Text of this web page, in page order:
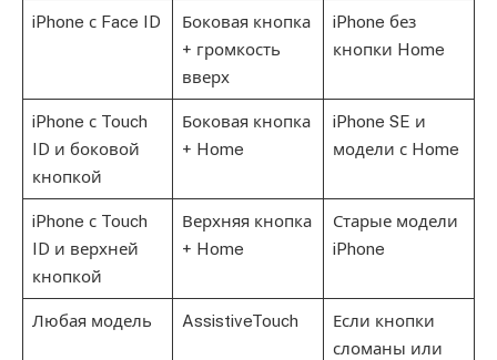
iPhone с Face ID
Боковая кнопка
+ громкость
вверх
iPhone без
кнопки Home
iPhone с Touch
ID и боковой
кнопкой
Боковая кнопка
+ Home
iPhone SE и
модели с Home
iPhone с Touch
ID и верхней
кнопкой
Верхняя кнопка
+ Home
Старые модели
iPhone
Любая модель AssistiveTouch
Если кнопки
сломаны или